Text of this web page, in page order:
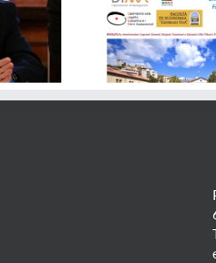
– Governare
nelle
Solidarietà